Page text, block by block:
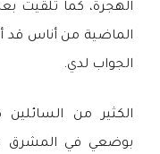
الهجرة، كما تلقيت
الماضية من أناس قد
الجواب لدي.
الكثير من
بوضعي في المشرق